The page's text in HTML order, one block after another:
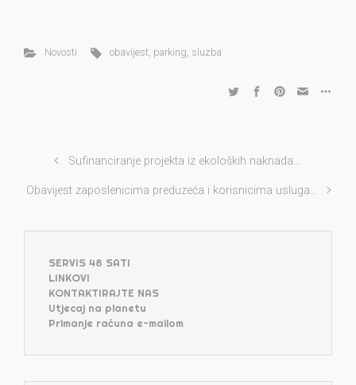
Novosti obavijest parking sluzba
Sufinanciranje projekta iz ekoloških naknada…
Obavijest zaposlenicima preduzeća i korisnicima usluga…
SERVIS 48 SATI
LINKOVI
KONTAKTIRAJTE NAS
Utjecaj na planetu
Primanje računa e-mailom